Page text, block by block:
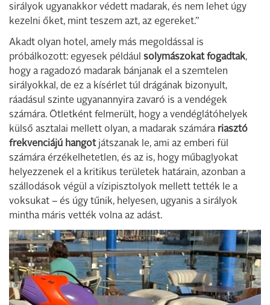
sirályok ugyanakkor védett madarak, és nem lehet úgy
kezelni őket, mint teszem azt, az egereket.”
Akadt olyan hotel, amely más megoldással is
próbálkozott: egyesek például solymászokat fogadtak,
hogy a ragadozó madarak bánjanak el a szemtelen
sirályokkal, de ez a kísérlet túl drágának bizonyult,
ráadásul szinte ugyanannyira zavaró is a vendégek
számára. Ötletként felmerült, hogy a vendéglátóhelyek
külső asztalai mellett olyan, a madarak számára riasztó
frekvenciájú hangotjátszanak le, ami az emberi fül
számára érzékelhetetlen, és az is, hogy műbaglyokat
helyezzenek el a kritikus területek határain, azonban a
szállodások végül a vízipisztolyok mellett tették le a
voksukat – és úgy tűnik, helyesen, ugyanis a sirályok
mintha máris vették volna az adást.